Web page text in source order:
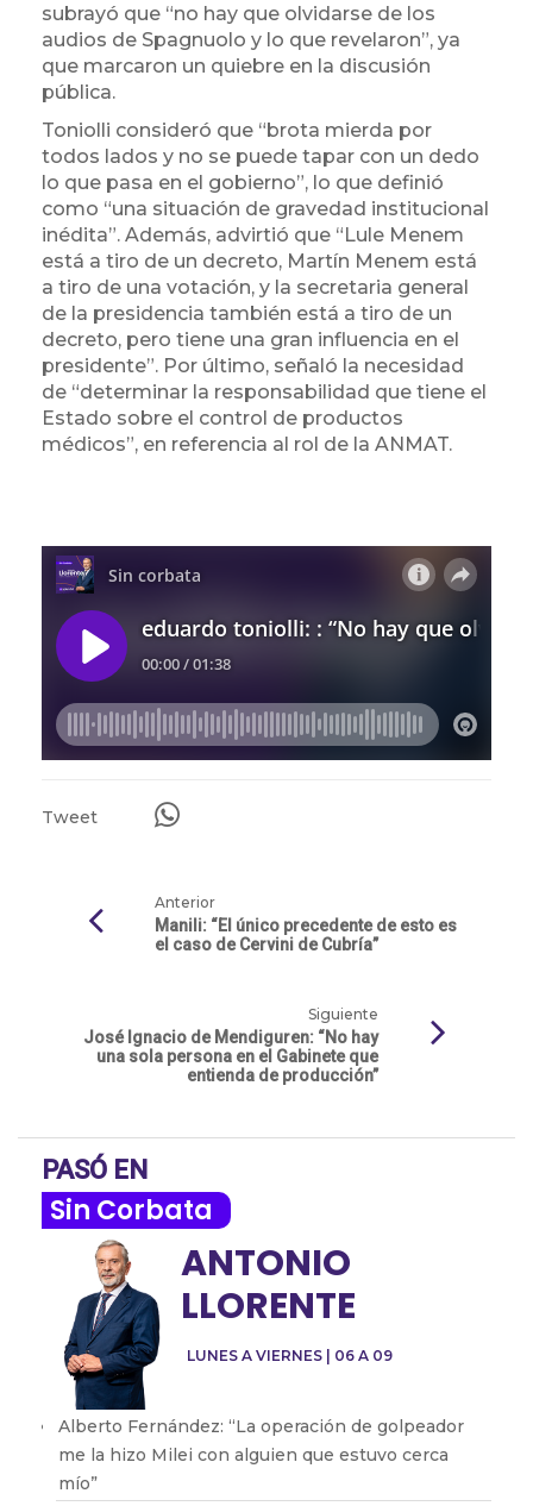
subrayó que “no hay que olvidarse de los
audios de Spagnuolo y lo que revelaron”, ya
que marcaron un quiebre en la discusión
pública.
Toniolli consideró que “brota mierda por
todos lados y no se puede tapar con un dedo
lo que pasa en el gobierno”, lo que definió
como “una situación de gravedad institucional
inédita”. Además, advirtió que “Lule Menem
está a tiro de un decreto, Martín Menem está
a tiro de una votación, y la secretaria general
de la presidencia también está a tiro de un
decreto, pero tiene una gran influencia en el
presidente”. Por último, señaló la necesidad
de “determinar la responsabilidad que tiene el
Estado sobre el control de productos
médicos”, en referencia al rol de la ANMAT.
Tweet
Anterior
Manili: “El único precedente de esto es
el caso de Cervini de Cubría”
Siguiente
José Ignacio de Mendiguren: “No hay
una sola persona en el Gabinete que
entienda de producción”
PASÓ EN
Sin Corbata
LUNES A VIERNES | 06 A 09
ANTONIO
LLORENTE
Alberto Fernández: “La operación de golpeador
me la hizo Milei con alguien que estuvo cerca
mío”